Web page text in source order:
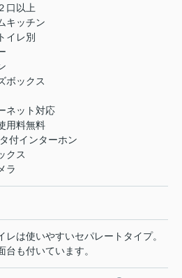
口以上
キッチン
イレ別
ボックス
ネット対応
用料無料
付インターホン
クス
ラ
レは使いやすいセパレートタイプ。
台も付いています。